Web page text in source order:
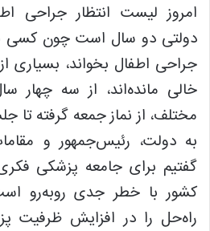
امروز لیست انتظار جراحی
دولتی دو سال است چون کسی
جراحی اطفال بخواند،
خالی مانده‌اند، از سه چهار
مختلف، از نماز جمعه گرفته
به دولت، رئیس‌جمهور و
گفتیم برای جامعه پزشکی
کشور با خطر جدی روبه‌رو
راه‌حل را در افزایش ظرفیت